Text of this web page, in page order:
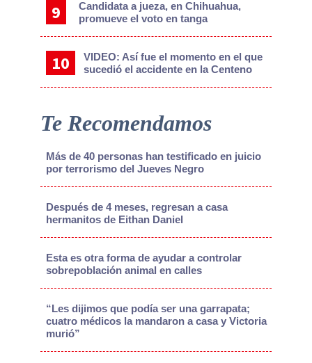
Candidata a jueza, en Chihuahua,
promueve el voto en tanga
VIDEO: Así fue el momento en el que
sucedió el accidente en la Centeno
Te Recomendamos
Más de 40 personas han testificado en juicio
por terrorismo del Jueves Negro
Después de 4 meses, regresan a casa
hermanitos de Eithan Daniel
Esta es otra forma de ayudar a controlar
sobrepoblación animal en calles
“Les dijimos que podía ser una garrapata;
cuatro médicos la mandaron a casa y Victoria
murió”